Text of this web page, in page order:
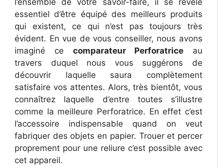
essentiel d’être équipé des meilleurs produits
qui existent, ce qui n’est pas toujours très
évident. En vue de vous conseiller, nous avons
imaginé ce comparateur Perforatrice au
travers duquel nous vous suggérons de
découvrir laquelle saura complètement
satisfaire vos attentes. Alors, très bientôt, vous
connaîtrez laquelle d’entre toutes s’illustre
comme la meilleure Perforatrice. En effet c’est
l’accessoire indispensable quand on veut
fabriquer des objets en papier. Trouer et percer
proprement pour une reliure c’est possible avec
cet appareil.